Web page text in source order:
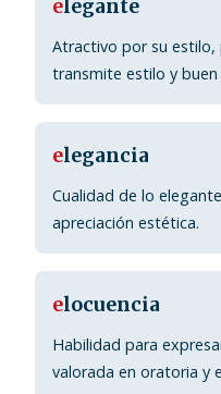
elegante
Atractivo por su estilo,
transmite estilo y
elegancia
Cualidad de lo
apreciación estética.
elocuencia
Habilidad para
valorada en oratoria y